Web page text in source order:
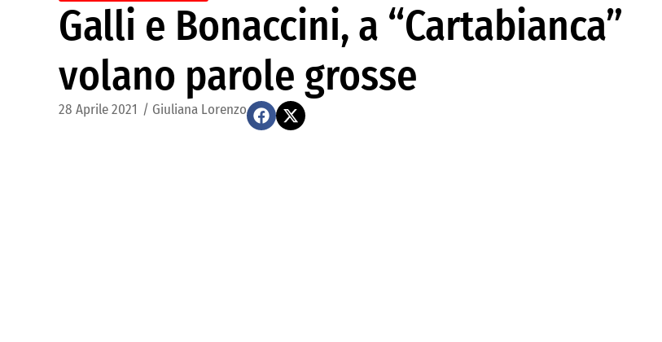
Galli e Bonaccini, a “Cartabianca”
volano parole grosse
28 Aprile 2021 / Giuliana Lorenzo